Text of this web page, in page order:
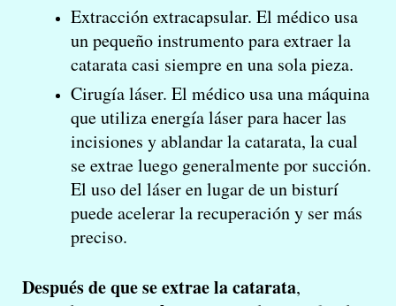
Extracción extracapsular. El médico usa
un pequeño instrumento para extraer la
catarata casi siempre en una sola pieza.
Cirugía láser. El médico usa una máquina
que utiliza energía láser para hacer las
incisiones y ablandar la catarata, la cual
se extrae luego generalmente por succión.
El uso del láser en lugar de un bisturí
puede acelerar la recuperación y ser más
preciso.
Después de que se extrae la catarata,